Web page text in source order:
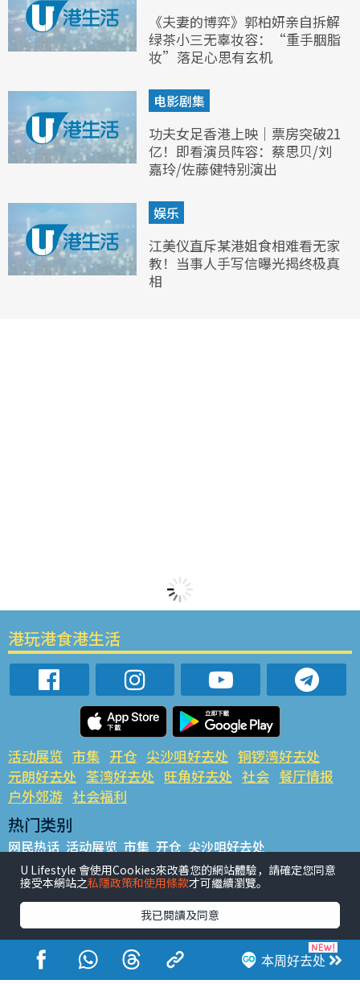
《夫妻的博弈》郭柏妍亲自拆解
绿茶小三无辜妆容：“重手胭脂
妆”落足心思有玄机
电影剧集
功夫女足香港上映｜票房突破21
亿！即看演员阵容：蔡思贝/刘
嘉玲/佐藤健特别演出
娱乐
江美仪直斥某港姐食相难看无家
教！当事人手写信曝光揭终极真
相
本周好去处
港玩港食港生活
活动展览 市集 开仓 尖沙咀好去处 铜锣湾好去处
元朗好去处 荃湾好去处 旺角好去处 社会 餐厅情报
户外郊游 社会福利
热门类别
网民热话 活动展览 市集 开仓 尖沙咀好去处
铜锣湾好去处 元朗好去处 荃湾好去处 旺角好去处 社会
餐厅情报 户外郊游
热门标签
#UGO揾好去处 #人气活动推介 #美食社群热话
#亲子玩乐好去处
#ULifestyle应用程式
#限时抢
#UJetso礼物放送
#ULifestyle商户中心 #著数 #网络热话
U Lifestyle 會使用Cookies來改善您的網站體驗，請確定您同意
接受本網站之私隱政策和使用條款才可繼續瀏覽。
我已閱讀及同意